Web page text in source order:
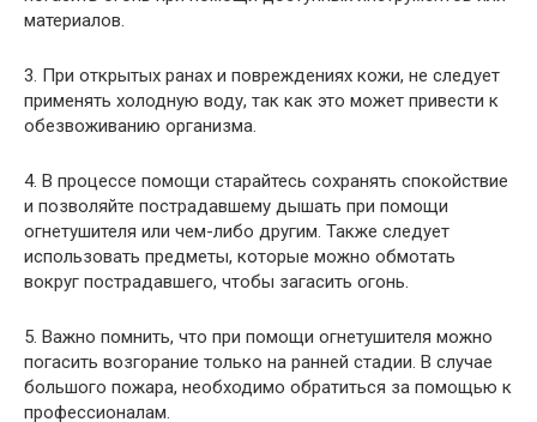
материалов.
3. При открытых ранах и повреждениях кожи, не следует
применять холодную воду, так как это может привести к
обезвоживанию организма.
4. В процессе помощи старайтесь сохранять спокойствие
и позволяйте пострадавшему дышать при помощи
огнетушителя или чем-либо другим. Также следует
использовать предметы, которые можно обмотать
вокруг пострадавшего, чтобы загасить огонь.
5. Важно помнить, что при помощи огнетушителя можно
погасить возгорание только на ранней стадии. В случае
большого пожара, необходимо обратиться за помощью к
профессионалам.